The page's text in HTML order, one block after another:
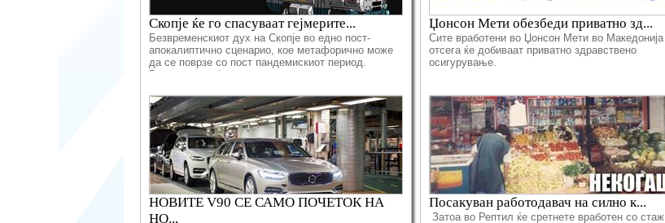
Скопје ќе го спасуваат гејмерите...
Безвременскиот дух на Скопје во едно пост-
апокалиптично сценарио, кое метафорично може
да се поврзе со пост пандемискиот период.
Воедно за да ја ра...
НОВИТЕ V90 СЕ САМО ПОЧЕТОК НА
НО...
Џонсон Мети обезбеди приватно зд...
Сите вработени во Џонсон Мети во Македонија
отсега ќе добиваат приватно здравствено
осигурување.
Посакуван работодавач на силно к...
Затоа во Рептил ќе сретнете вработен со стаж